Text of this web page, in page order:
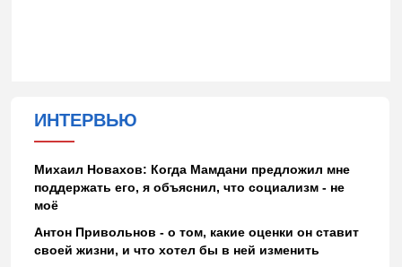
ИНТЕРВЬЮ
Михаил Новахов: Когда Мамдани предложил мне
поддержать его, я объяснил, что социализм - не
моё
Антон Привольнов - о том, какие оценки он ставит
своей жизни, и что хотел бы в ней изменить